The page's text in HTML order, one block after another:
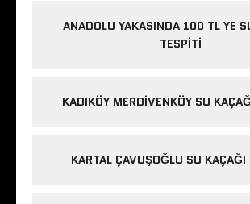
ANADOLU YAKASINDA 100 TL YE
TESPITI
KADIKÖY MERDIVENKÖY SU
KARTAL ÇAVUŞOĞLU SU